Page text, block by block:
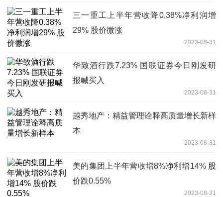
三一重工上半年营收降0.38%净利润增
29% 股价微涨
2023-08-31
华致酒行跌7.23% 国联证券今日刚发研
报喊买入
2023-08-31
越秀地产：精益管理诠释高质量增长新样
本
2023-08-31
美的集团上半年营收增8%净利增14% 股
价跌0.55%
2023-08-31